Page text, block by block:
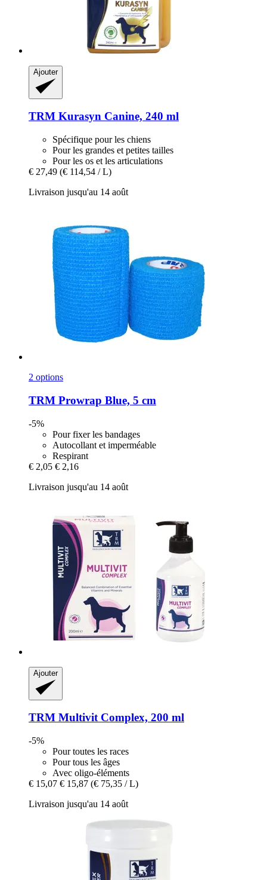
Ajouter
TRM Kurasyn Canine, 240 ml
Spécifique pour les chiens
Pour les grandes et petites tailles
Pour les os et les articulations
€ 27,49 (€ 114,54 / L)
Livraison jusqu'au 14 août
2 options
TRM Prowrap Blue, 5 cm
-5%
Pour fixer les bandages
Autocollant et imperméable
Respirant
€ 2,05 € 2,16
Livraison jusqu'au 14 août
Ajouter
TRM Multivit Complex, 200 ml
-5%
Pour toutes les races
Pour tous les âges
Avec oligo-éléments
€ 15,07 € 15,87 (€ 75,35 / L)
Livraison jusqu'au 14 août